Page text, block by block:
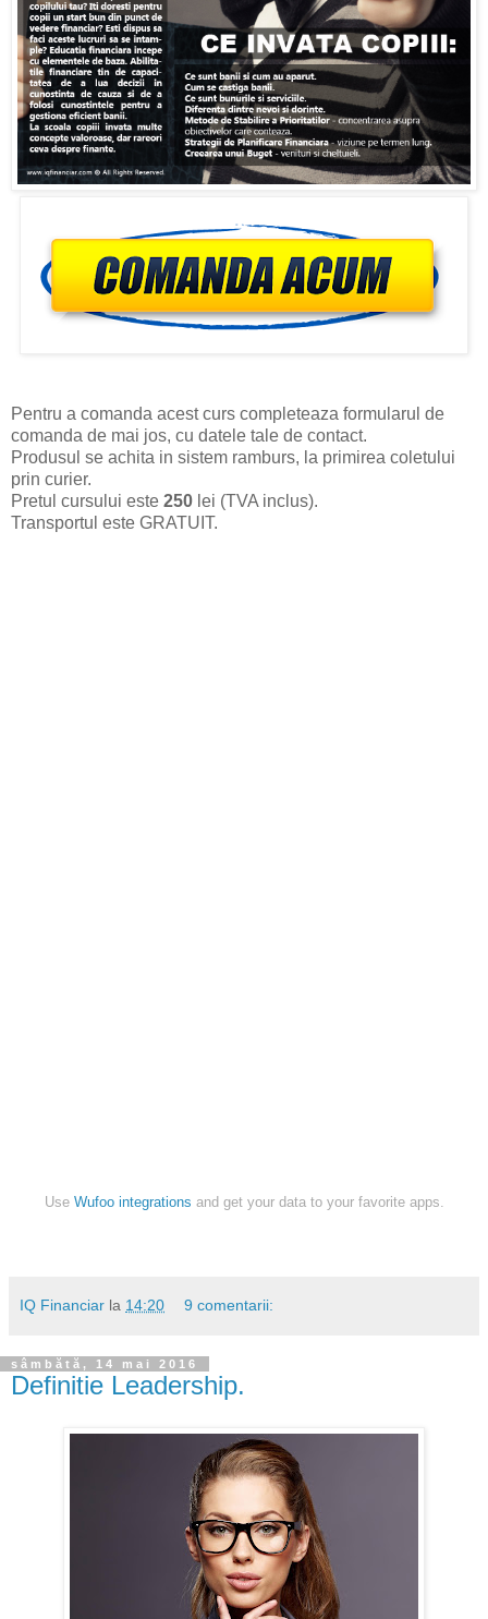
Pentru a comanda acest curs completeaza formularul de
comanda de mai jos, cu datele tale de contact.
Produsul se achita in sistem ramburs, la primirea coletului
prin curier.
Pretul cursului este 250 lei (TVA inclus).
Transportul este GRATUIT.
Use Wufoo integrations and get your data to your favorite apps.
IQ Financiar la 14:20 9 comentarii:
sâmbătă, 14 mai 2016
Definitie Leadership.